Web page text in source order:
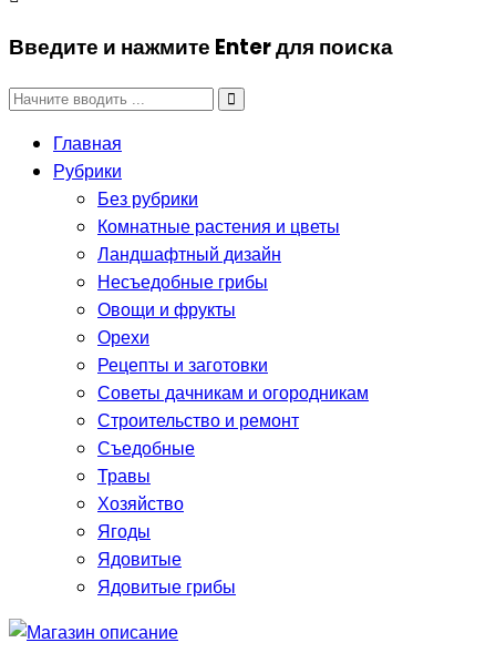
Введите и нажмите Enter для поиска
Главная
Рубрики
Без рубрики
Комнатные растения и цветы
Ландшафтный дизайн
Несъедобные грибы
Овощи и фрукты
Орехи
Рецепты и заготовки
Советы дачникам и огородникам
Строительство и ремонт
Съедобные
Травы
Хозяйство
Ягоды
Ядовитые
Ядовитые грибы